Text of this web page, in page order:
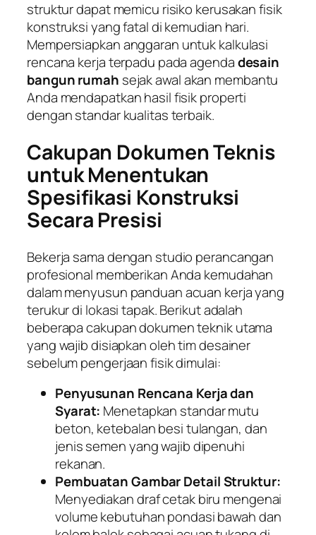
struktur dapat memicu risiko kerusakan fisik
konstruksi yang fatal di kemudian hari.
Mempersiapkan anggaran untuk kalkulasi
rencana kerja terpadu pada agendadesain
bangun rumah sejak awal akan membantu
Anda mendapatkan hasil fisik properti
dengan standar kualitas terbaik.
Cakupan Dokumen Teknis
untuk Menentukan
Spesifikasi Konstruksi
Secara Presisi
Bekerja sama dengan studio perancangan
profesional memberikan Anda kemudahan
dalam menyusun panduan acuan kerja yang
terukur di lokasi tapak. Berikut adalah
beberapa cakupan dokumen teknik utama
yang wajib disiapkan oleh tim desainer
sebelum pengerjaan fisik dimulai:
Penyusunan Rencana Kerja dan
Syarat: Menetapkan standar mutu
beton, ketebalan besi tulangan, dan
jenis semen yang wajib dipenuhi
rekanan.
Pembuatan Gambar Detail Struktur:
Menyediakan draf cetak biru mengenai
volume kebutuhan pondasi bawah dan